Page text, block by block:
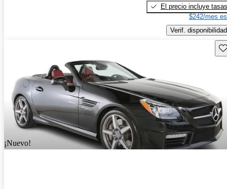
El precio incluye tasas
$242/mes
Verif. disponibilidad
¡Nuevo!